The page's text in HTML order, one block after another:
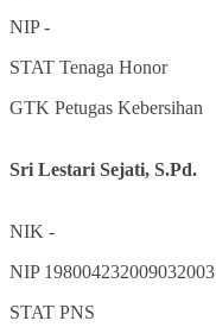
NIP-
STAT Tenaga Honor
GTK Petugas Kebersihan
Sri Lestari Sejati, S.Pd.
NIK -
NIP 198004232009032003
STAT PNS